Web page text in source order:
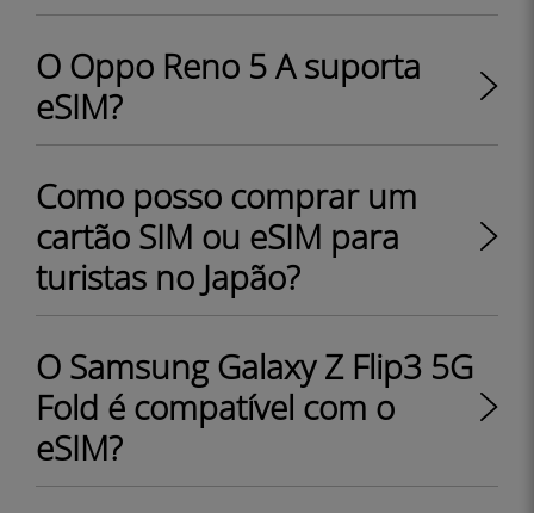
O Oppo Reno 5 A suporta
eSIM?
Como posso comprar um
cartão SIM ou eSIM para
turistas no Japão?
O Samsung Galaxy Z Flip3 5G
Fold é compatível com o
eSIM?